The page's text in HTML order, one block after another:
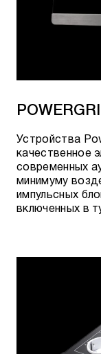
Устройства
качественное
современных
минимуму
импульсных
включенных в